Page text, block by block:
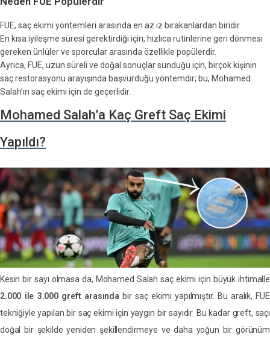
FUE, saç ekimi yöntemleri arasında en az iz bırakanlardan biridir.
En kısa iyileşme süresi gerektirdiği için, hızlıca rutinlerine geri dönmesi
gereken ünlüler ve sporcular arasında özellikle popülerdir.
Ayrıca, FUE, uzun süreli ve doğal sonuçlar sunduğu için, birçok kişinin
saç restorasyonu arayışında başvurduğu yöntemdir; bu, Mohamed
Salah’ın saç ekimi için de geçerlidir.
Mohamed Salah’a Kaç Greft Saç Ekimi
Yapıldı?
Kesin bir sayı olmasa da, Mohamed Salah saç ekimi için büyük ihtimalle
2.000 ile 3.000 greft arasında bir saç ekimi yapılmıştır. Bu aralık, FUE
tekniğiyle yapılan bir saç ekimi için yaygın bir sayıdır. Bu kadar greft, saçı
doğal bir şekilde yeniden şekillendirmeye ve daha yoğun bir görünüm